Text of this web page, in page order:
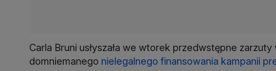
Carla Bruni usłyszała we wtorek przedwstępne
domniemanego nielegalnego finansowania kampanii